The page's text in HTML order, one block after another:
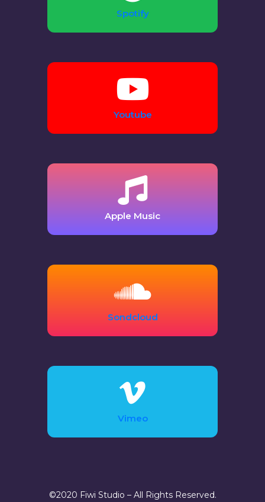
Spotify
Youtube
Apple Music
Sondcloud
Vimeo
©2020 Fiwi Studio – All Rights Reserved.